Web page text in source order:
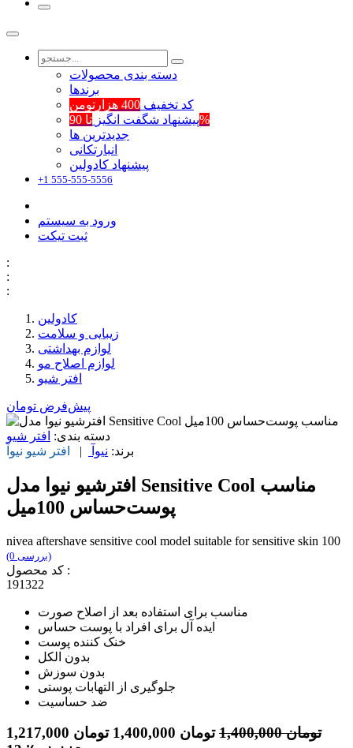
دسته بندی محصولات
برند‌ها
کد تخفیف 400 هزارتومن
پیشنهاد شگفت انگیزتا 90%
جدیدترین ها
انبارتکانی
پیشنهاد کادولین
+1 555-555-5556
ورود به سیستم
ثبت تیکت
:
:
:
کادولین
زیبایی و سلامت
لوازم بهداشتی
لوازم اصلاح مو
افتر شیو
پیش‌فرض تومان
دسته بندی: افتر شیو
برند: نیوآ | افتر شیو نیوآ
افترشیو نیوا مدل Sensitive Cool مناسب
پوست‌حساس 100میل
nivea aftershave sensitive cool model suitable for sensitive skin 100
(0 بررسی)
کد محصول :
191322
مناسب برای استفاده بعد از اصلاح صورت
ایده آل برای افراد با پوست حساس
خنک کننده پوست
بدون الکل
بدون سوزش
جلوگیری از التهابات پوستی
ضد حساسیت
1,217,000 تومان 1,400,000 تومان 1,400,000 تومان